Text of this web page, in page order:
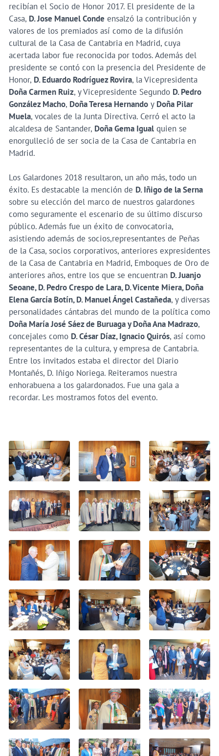
recibían el Socio de Honor 2017. El presidente de la
Casa, D. Jose Manuel Conde ensalzó la contribución y
valores de los premiados así como de la difusión
cultural de la Casa de Cantabria en Madrid, cuya
acertada labor fue reconocida por todos. Además del
presidente se contó con la presencia del Presidente de
Honor, D. Eduardo Rodríguez Rovira, la Vicepresidenta
Doña Carmen Ruiz, y Vicepresidente Segundo D. Pedro
González Macho, Doña Teresa Hernandoy Doña Pilar
Muela, vocales de la Junta Directiva. Cerró el acto la
alcaldesa de Santander, Doña Gema Igualquien se
enorgulleció de ser socia de la Casa de Cantabria en
Madrid.
Los Galardones 2018 resultaron, un año más, todo un
éxito. Es destacable la mención de D. Iñigo de la Serna
sobre su elección del marco de nuestros galardones
como seguramente el escenario de su último discurso
público. Además fue un éxito de convocatoria,
asistiendo además de socios,representantes de Peñas
de la Casa, socios corporativos, anteriores expresidentes
de la Casa de Cantabria en Madrid, Emboques de Oro de
anteriores años, entre los que se encuentran D. Juanjo
Seoane, D. Pedro Crespo de Lara, D. Vicente Miera, Doña
Elena García Botín, D. Manuel Ángel Castañeda, y diversas
personalidades cántabras del mundo de la política como
Doña María José Sáez de Buruaga y Doña Ana Madrazo,
concejales como D. César Díaz, Ignacio Quirós, así como
representantes de la cultura, y empresa de Cantabria.
Entre los invitados estaba el director del Diario
Montañés, D. Iñigo Noriega. Reiteramos nuestra
enhorabuena a los galardonados. Fue una gala a
recordar. Les mostramos fotos del evento.